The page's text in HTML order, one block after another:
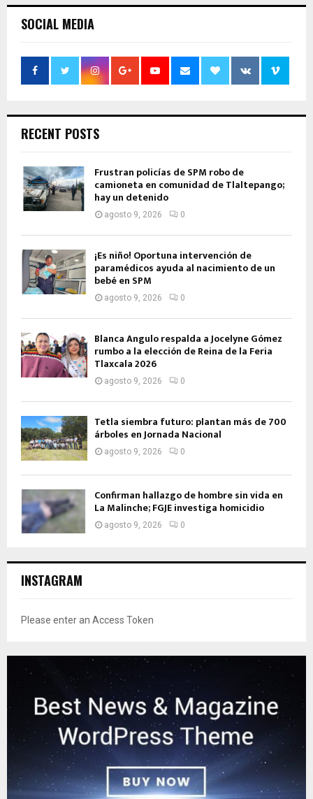
SOCIAL MEDIA
RECENT POSTS
Frustran policías de SPM robo de
camioneta en comunidad de Tlaltepango;
hay un detenido
agosto 9, 2026 0
¡Es niño! Oportuna intervención de
paramédicos ayuda al nacimiento de un
bebé en SPM
agosto 9, 2026 0
Blanca Angulo respalda a Jocelyne Gómez
rumbo a la elección de Reina de la Feria
Tlaxcala 2026
agosto 9, 2026 0
Tetla siembra futuro: plantan más de 700
árboles en Jornada Nacional
agosto 9, 2026 0
Confirman hallazgo de hombre sin vida en
La Malinche; FGJE investiga homicidio
agosto 9, 2026 0
INSTAGRAM
Please enter an Access Token